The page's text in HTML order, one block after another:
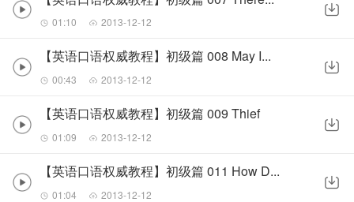
01:10 2013-12-12
【英语口语权威教程】初级篇 008 May I...
00:43 2013-12-12
【英语口语权威教程】初级篇 009 Thief
01:09 2013-12-12
【英语口语权威教程】初级篇 011 How D...
01:04 2013-12-12